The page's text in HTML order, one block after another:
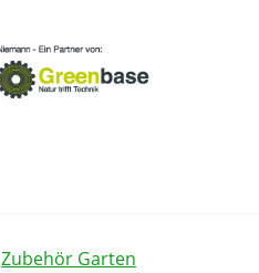
Zubehör Garten